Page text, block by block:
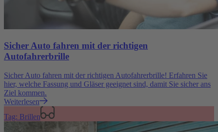
Sicher Auto fahren mit der richtigen
Autofahrerbrille
Sicher Auto fahren mit der richtigen Autofahrerbrille! Erfahren Sie
hier, welche Fassung und Gläser geeignet sind, damit Sie sicher ans
Ziel kommen.
Weiterlesen
Tag: Brillen